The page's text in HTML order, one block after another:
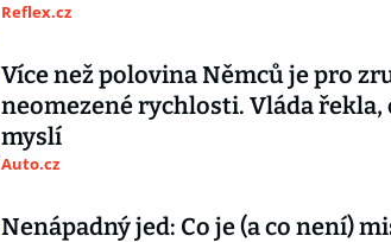
Reflex.cz
Více než polovina Němců je pro
neomezené rychlosti. Vláda řekla,
myslí
Auto.cz
Nenápadný jed: Co je (a co není)